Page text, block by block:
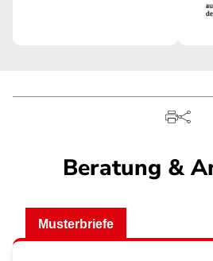
Beratung &
Musterbriefe